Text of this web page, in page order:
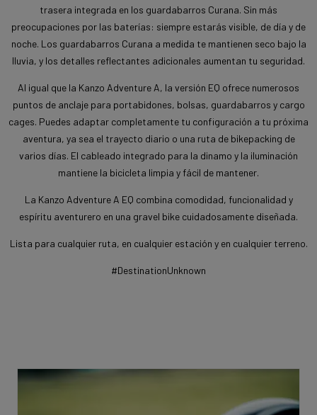
trasera integrada en los guardabarros Curana. Sin más
preocupaciones por las baterías: siempre estarás visible, de día y de
noche. Los guardabarros Curana a medida te mantienen seco bajo la
lluvia, y los detalles reflectantes adicionales aumentan tu seguridad.
Al igual que la Kanzo Adventure A, la versión EQ ofrece numerosos
puntos de anclaje para portabidones, bolsas, guardabarros y cargo
cages. Puedes adaptar completamente tu configuración a tu próxima
aventura, ya sea el trayecto diario o una ruta de bikepacking de
varios días. El cableado integrado para la dinamo y la iluminación
mantiene la bicicleta limpia y fácil de mantener.
La Kanzo Adventure A EQ combina comodidad, funcionalidad y
espíritu aventurero en una gravel bike cuidadosamente diseñada.
Lista para cualquier ruta, en cualquier estación y en cualquier terreno.
#DestinationUnknown